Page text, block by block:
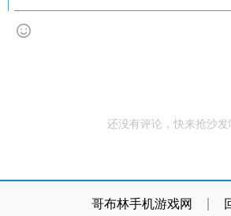
还没有评论，快来抢沙发
哥布林手机游戏网